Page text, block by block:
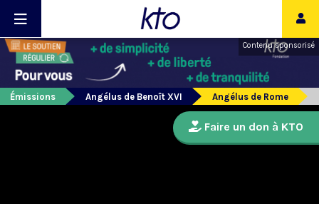
Contenu sponsorisé
Émissions Angélus de Benoît XVI Angélus de Rome
Faire un don à KTO